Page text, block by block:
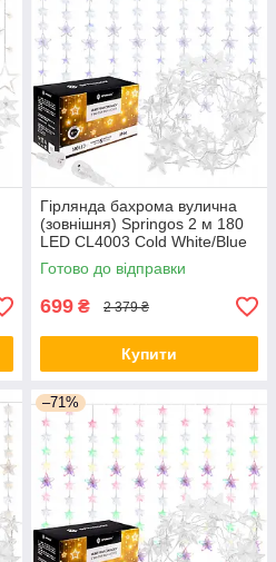
Гірлянда бахрома вулична
(зовнішня) Springos 2 м 180
LED CL4003 Cold White/Blue
orig438
Готово до відправки
699 ₴ 2 379 ₴
Купити
–71%